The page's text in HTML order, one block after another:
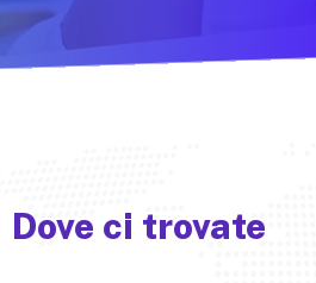
Dove ci trovate